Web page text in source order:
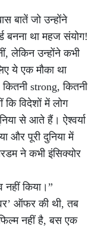
बातें जो उन्होंने
बनना था महज संयोग!
लेकिन उन्होंने कभी
ये एक मौका था
strong, कितनी
विदेशों में लोग
से आते हैं। ऐश्वर्या
और पूरी दुनिया में
ने कभी इंसिक्योर
नहीं किया।”
ऑफर की थी, तब
फिल्म नहीं है, बस एक